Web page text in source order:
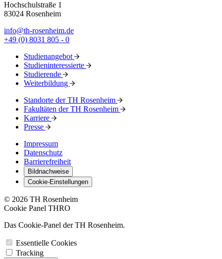
Hochschulstraße 1
83024 Rosenheim
info@th-rosenheim.de
+49 (0) 8031 805 - 0
Studienangebot
Studieninteressierte
Studierende
Weiterbildung
Standorte der TH Rosenheim
Fakultäten der TH Rosenheim
Karriere
Presse
Impressum
Datenschutz
Barrierefreiheit
Bildnachweise
Cookie-Einstellungen
© 2026 TH Rosenheim
Cookie Panel THRO
Das Cookie-Panel der TH Rosenheim.
Essentielle Cookies
Tracking